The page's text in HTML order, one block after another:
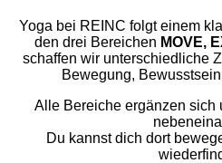
Yoga bei REINC folgt einem
den drei Bereichen MOVE,
schaffen wir unterschiedliche
Bewegung,
Alle Bereiche ergänzen sich
Du kannst dich dort